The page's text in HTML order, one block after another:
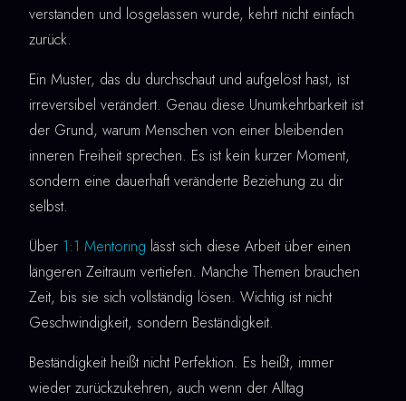
verstanden und losgelassen wurde, kehrt nicht einfach
zurück.
Ein Muster, das du durchschaut und aufgelöst hast, ist
irreversibel verändert. Genau diese Unumkehrbarkeit ist
der Grund, warum Menschen von einer bleibenden
inneren Freiheit sprechen. Es ist kein kurzer Moment,
sondern eine dauerhaft veränderte Beziehung zu dir
selbst.
Über 1:1 Mentoring lässt sich diese Arbeit über einen
längeren Zeitraum vertiefen. Manche Themen brauchen
Zeit, bis sie sich vollständig lösen. Wichtig ist nicht
Geschwindigkeit, sondern Beständigkeit.
Beständigkeit heißt nicht Perfektion. Es heißt, immer
wieder zurückzukehren, auch wenn der Alltag